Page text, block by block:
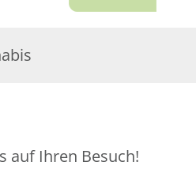
auf Ihren Besuch!